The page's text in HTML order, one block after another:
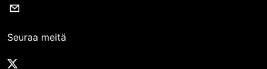
Seuraa meitä